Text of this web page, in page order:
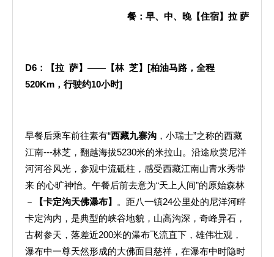
餐：早、中、晚【住宿】拉 萨
D6 ：【拉 萨】——【林 芝】 [柏油马路，全程
520Km ，行驶约10小时]
早餐后乘车前往素有“西藏九寨沟 ，小瑞士”之称的西藏
江南---林芝，翻越海拔5230米的米拉山。沿途欣赏尼洋
河河谷风光，参观中流砥柱，感受西藏江南山青水秀带
来 的心旷神怡。午餐后前去意为“天上人间”的原始森林
－
【卡定沟天佛瀑布】
。距八一镇24公里处的尼洋河畔
卡定沟内，是典型的峡谷地貌，山高沟深，奇峰异石，
古树参天，落差近200米的瀑布飞流直下，雄伟壮观，
瀑布中一尊天然形成的大佛面目慈祥，在瀑布中时隐时